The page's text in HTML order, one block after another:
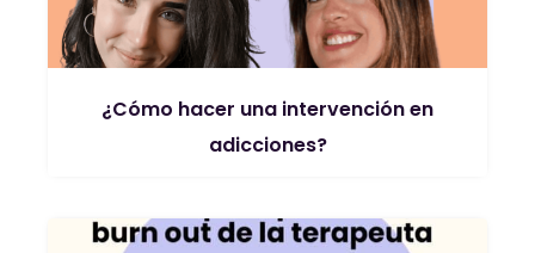
¿Cómo hacer una intervención en
adicciones?